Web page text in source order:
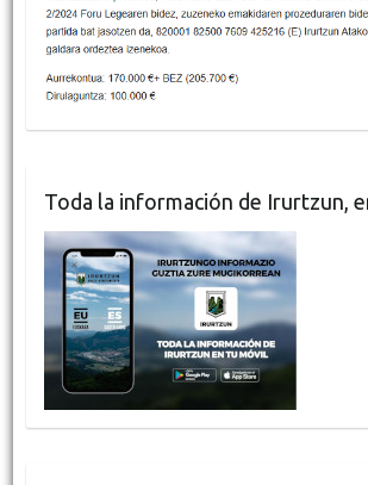
Toda la información de Irurtzun,